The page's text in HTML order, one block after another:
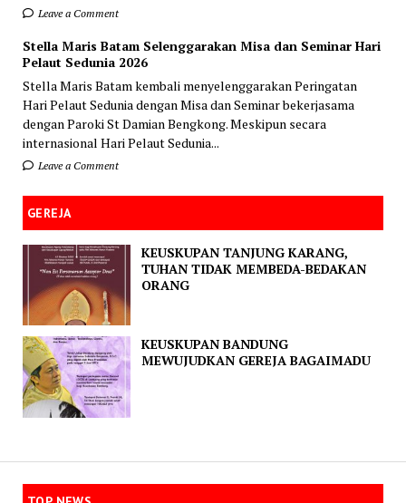
Leave a Comment
Stella Maris Batam Selenggarakan Misa dan Seminar Hari
Pelaut Sedunia 2026
Stella Maris Batam kembali menyelenggarakan Peringatan
Hari Pelaut Sedunia dengan Misa dan Seminar bekerjasama
dengan Paroki St Damian Bengkong. Meskipun secara
internasional Hari Pelaut Sedunia...
Leave a Comment
GEREJA
KEUSKUPAN TANJUNG KARANG,
TUHAN TIDAK MEMBEDA-BEDAKAN
ORANG
KEUSKUPAN BANDUNG
MEWUJUDKAN GEREJA BAGAIMADU